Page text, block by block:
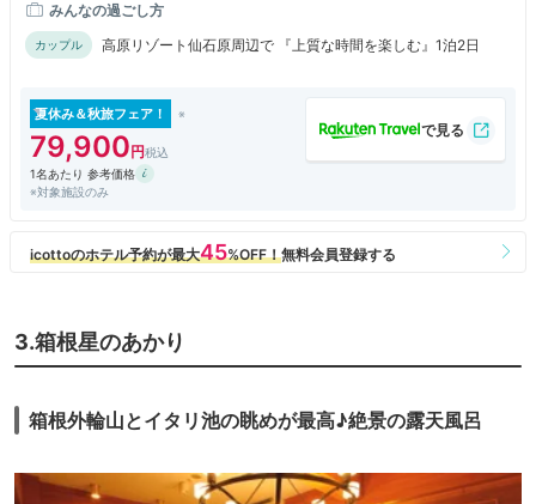
みんなの過ごし方
カップル 高原リゾート仙石原周辺で 『上質な時間を楽しむ』1泊2日
夏休み＆秋旅フェア！
79,900
1名あたり 参考価格
※対象施設のみ
3.箱根星のあかり
箱根外輪山とイタリ池の眺めが最高♪絶景の露天風呂